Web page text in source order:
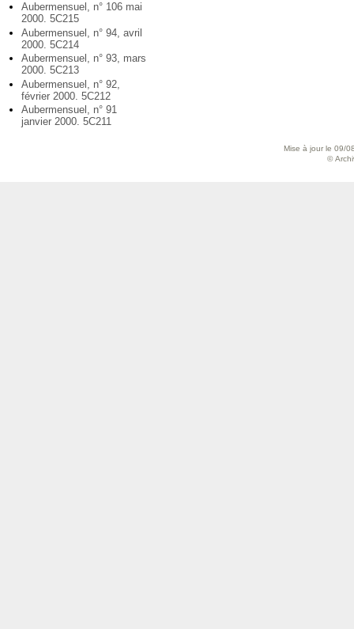
Aubermensuel, n° 106 mai
2000. 5C215
Aubermensuel, n° 94, avril
2000. 5C214
Aubermensuel, n° 93, mars
2000. 5C213
Aubermensuel, n° 92,
février 2000. 5C212
Aubermensuel, n° 91
janvier 2000. 5C211
Mise à jour le 09/
©